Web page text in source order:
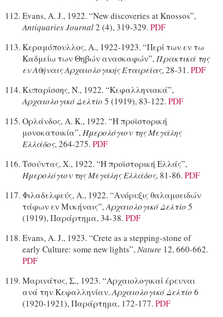
Evans, A. J., 1922. “New discoveries at Knossos”,
Antiquaries Journal2 (4), 319-329. PDF
Κεραμόπουλλος, Α., 1922-1923. “Περί των εν τω
Καδμείω των Θηβών ανασκαφών”,Πρακτικά της
εν Αθήναις Αρχαιολογικής Εταιρείας, 28-31. PDF
Κυπαρίσσης, Ν., 1922. “Κεφαλληνιακά”,
Αρχαιολογικό Δελτίο 5 (1919), 83-122. PDF
Ορλάνδος, Α. Κ., 1922. “Η προϊστορική
μονοκατοικία”,Ημερολόγιον της Μεγάλης
Ελλάδος, 264-275. PDF
Τσούντας, Χ., 1922. “Η προϊστορική Ελλάς”,
Ημερολόγιον της Μεγάλης Ελλάδος, 81-86. PDF
Φιλαδελφεύς, Α., 1922. “Ανόρυξις θαλαμοειδών
τάφων εν Μυκήναις”,Αρχαιολογικό Δελτίο 5
(1919), Παράρτημα, 34-38. PDF
Evans, A. J., 1923. “Crete as a stepping-stone of
early Culture: some new lights”,Nature 12, 660-662.
PDF
Μαρινάτος, Σ., 1923. “Αρχαιολογικαί έρευναι
ανά την Κεφαλληνίαν.Αρχαιολογικό Δελτίο 6
(1920-1921), Παράρτημα, 172-177. PDF